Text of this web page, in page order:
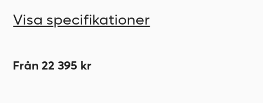
Visa specifikationer
Från 22 395 kr